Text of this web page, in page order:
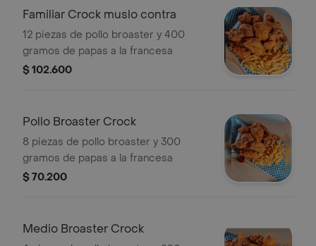
Familiar Crock muslo contra
12 piezas de pollo broaster y 400
gramos de papas a la francesa
$ 102.600
Pollo Broaster Crock
8 piezas de pollo broaster y 300
gramos de papas a la francesa
$ 70.200
Medio Broaster Crock